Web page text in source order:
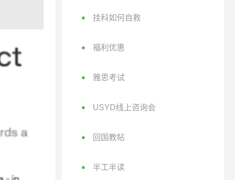
挂科如何自救
福利优惠
雅思考试
USYD线上咨询会
回国教帖
半工半读